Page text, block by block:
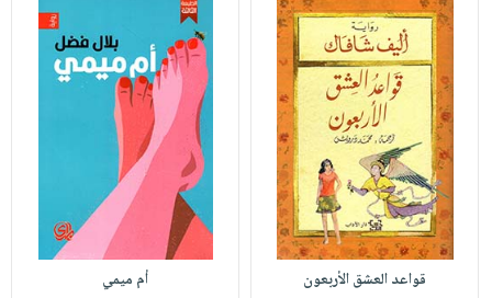
قواعد العشق الأربعون
أم ميمي